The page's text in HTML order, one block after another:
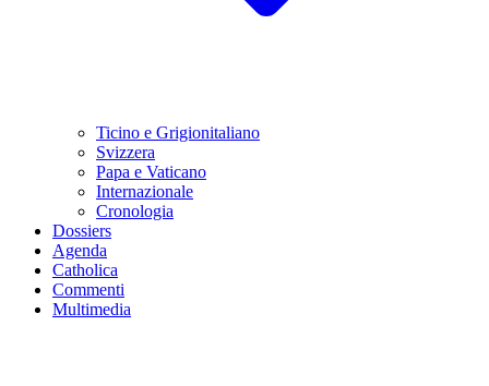
Ticino e Grigionitaliano
Svizzera
Papa e Vaticano
Internazionale
Cronologia
Dossiers
Agenda
Catholica
Commenti
Multimedia